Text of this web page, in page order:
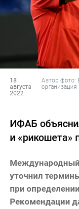
18
августа
2022
Автор фото:
ИФАБ
и «рикошета»
Международный
уточнил
при
Рекомендации